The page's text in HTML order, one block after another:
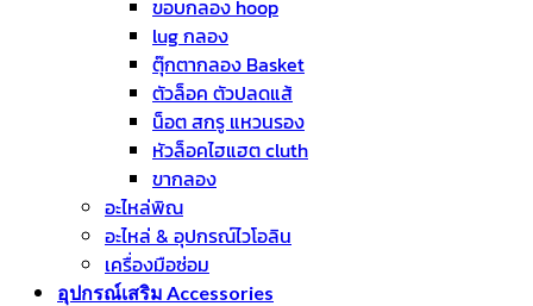
ขอบกลอง hoop
lug กลอง
ตุ๊กตากลอง Basket
ตัวล็อค ตัวปลดแส้
น็อต สกรู แหวนรอง
หัวล็อคไฮแฮต cluth
ขากลอง
อะไหล่พิณ
อะไหล่ & อุปกรณ์ไวโอลิน
เครื่องมือซ่อม
อุปกรณ์เสริม Accessories